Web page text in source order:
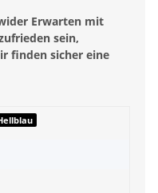
Erwarten mit
sein,
finden sicher eine